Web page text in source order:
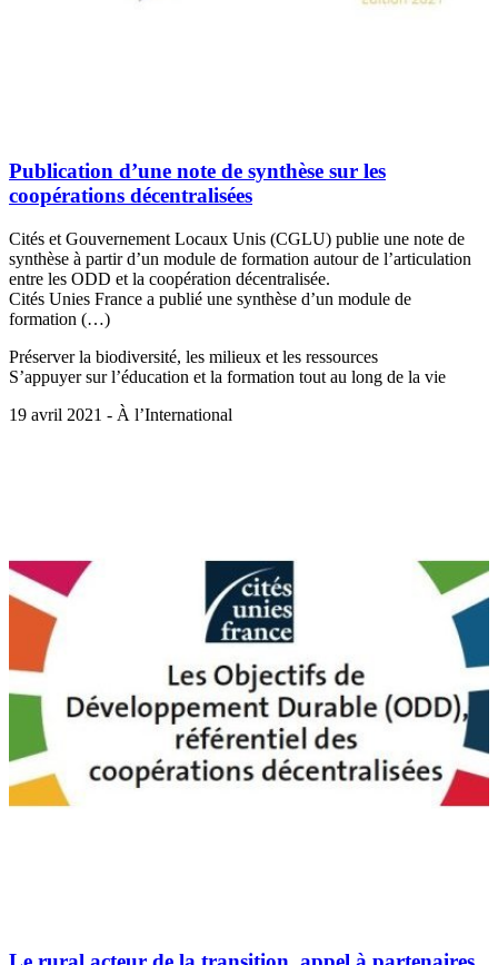
Publication d’une note de synthèse sur les
coopérations décentralisées
Cités et Gouvernement Locaux Unis (CGLU) publie une note de
synthèse à partir d’un module de formation autour de l’articulation
entre les ODD et la coopération décentralisée.
Cités Unies France a publié une synthèse d’un module de
formation (…)
Préserver la biodiversité, les milieux et les ressources
S’appuyer sur l’éducation et la formation tout au long de la vie
19 avril 2021 - À l’International